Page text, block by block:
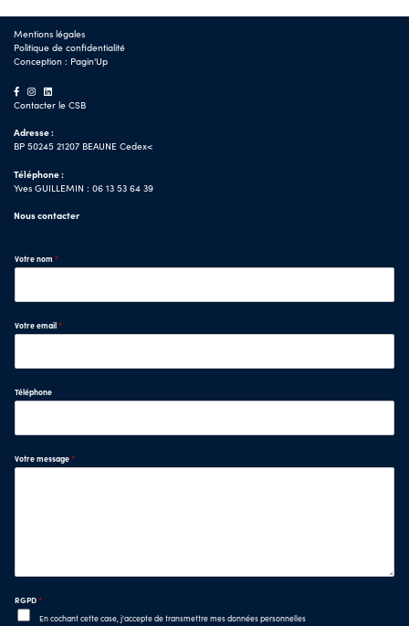
Mentions légales
Politique de confidentialité
Conception : Pagin'Up
Contacter le CSB
Adresse :
BP 50245 21207 BEAUNE Cedex<
Téléphone :
Yves GUILLEMIN : 06 13 53 64 39
Nous contacter
Votre nom *
Votre email*
Téléphone
Votre message*
RGPD*
En cochant cette case, j'accepte de transmettre mes données personnelles